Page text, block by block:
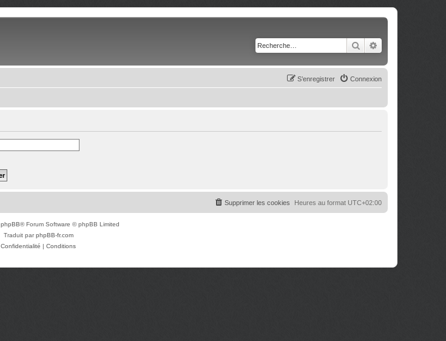
Rechercher
Connexion
S’enregistrer
Heures au format UTC+02:00
Supprimer les cookies
phpBB® Forum Software © phpBB Limited
Traduit parphpBB-fr.com
Confidentialité | Conditions